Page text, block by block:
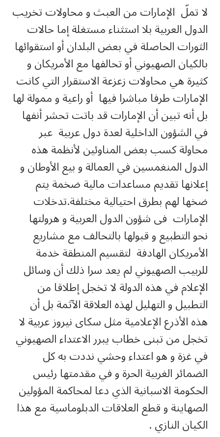
لا تملّ الإمارات من العبث و محاولات تخريب
الدول العربية بلا استثناء مستغلة إما حالات
الثورات الحاصلة في بعض البلدان أو استقوائها
بالكيان الصهيوني أو تحالفها مع الأمريكان و
كثيرة هي محاولات زعزعة الاستقرار التي كانت
الإمارات طرفا مباشرا فيها أو راعية و ممولة لها
بل أنه تبين أن الإمارات قد باتت تحشر أنفها
في الشؤون الداخلية لعدة دول عربية عبر
محاولة كسب بعض المناوئين لأنظمة هذه
الدول المنغمسين في العمالة و بيع الأوطان و
إعلانها تقديم مساعدات مالية ضخمة يتم
ضخها لهم بطرق احتيالية مختلفة.تدخلات
الإمارات فى شؤون الدول العربية و هرولتها
نحو التطبيع و قبولها بالتحالف مع مشاريع
الأمريكان الهادفة لتقسيم المنطقة خدمة
للربيب الصهيوني لم يعد سرا ذلك أن وسائل
الإعلام في هذه الدولة لا تخجل إطلاقا من
التطبيل و التهليل لهذه العلاقة الآثمة بل أن
هذه الأذرع الإعلامية مثل سكاى نيروز عربية لا
تخجل من تبنى خطاب يبرر الاعتداء الصهيوني
في غزة و هو اعتداء وحشي نددت به كل
الضمائر الغربية الحرة و في مقدمتها رئيس
الحكومة الاسبانية الذي دعا لمحاكمة المؤولين
الصهاينة و قطع العلاقات الدبلوماسية مع هذا
الكيان النازي .